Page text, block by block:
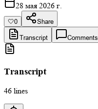
28 мая 2026 г.
🤍0 Share
Transcript Comments
Transcript
46 lines